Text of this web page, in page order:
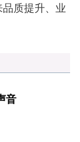
质提升、业
音